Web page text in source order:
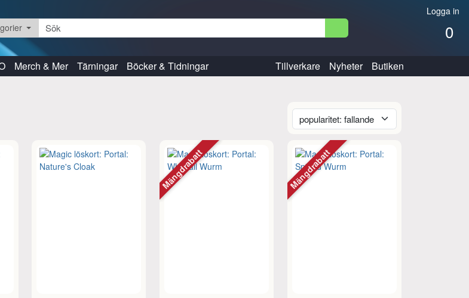
Logga in
0
Merch & Mer Tärningar Böcker & Tidningar Tillverkare Nyheter Butiken
Mängdrabatt Mängdrabatt